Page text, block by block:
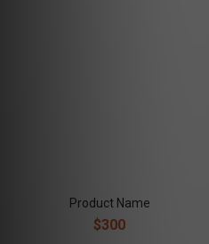
Product Name
$300